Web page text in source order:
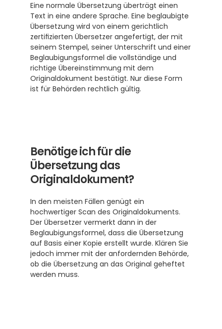
Eine normale Übersetzung überträgt einen
Text in eine andere Sprache. Eine beglaubigte
Übersetzung wird von einem gerichtlich
zertifizierten Übersetzer angefertigt, der mit
seinem Stempel, seiner Unterschrift und einer
Beglaubigungsformel die vollständige und
richtige Übereinstimmung mit dem
Originaldokument bestätigt. Nur diese Form
ist für Behörden rechtlich gültig.
Benötige ich für die
Übersetzung das
Originaldokument?
In den meisten Fällen genügt ein
hochwertiger Scan des Originaldokuments.
Der Übersetzer vermerkt dann in der
Beglaubigungsformel, dass die Übersetzung
auf Basis einer Kopie erstellt wurde. Klären Sie
jedoch immer mit der anfordernden Behörde,
ob die Übersetzung an das Original geheftet
werden muss.